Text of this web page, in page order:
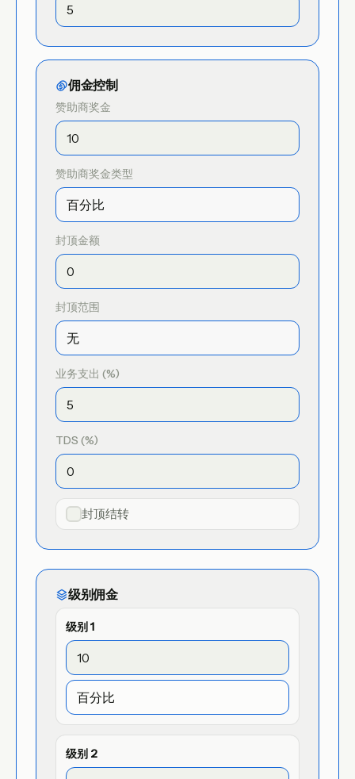
佣金控制
赞助商奖金
赞助商奖金类型
封顶金额
封顶范围
业务支出 (%)
TDS (%)
封顶结转
级别佣金
级别1
级别 2